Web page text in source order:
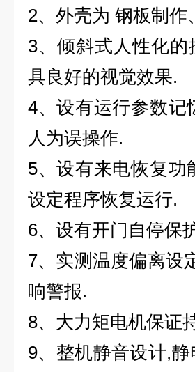
2、外壳为 钢板制
3、倾斜式人性化
具良好的视觉效果.
4、设有运行参数记
人为误操作.
5、设有来电恢复功
设定程序恢复运行.
6、设有开门自停保
7、实测温度偏离设
响警报.
8、大力矩电机保证
9、整机静音设计,